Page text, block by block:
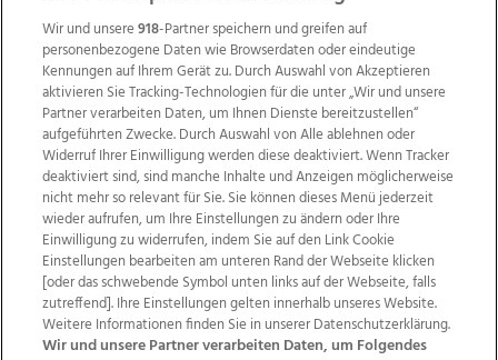
Wir über uns Mediadaten Kontakt
Jobs
Datenschutz
Impressum
AGB Anzeigekunden
AGB Website
Ehrenkodex Politische Werbung
Wir und unsere918-Partner speichern und greifen auf
personenbezogene Daten wie Browserdaten oder eindeutige
Kennungen auf Ihrem Gerät zu. Durch Auswahl von Akzeptieren
aktivieren Sie Tracking-Technologien für die unter „Wir und unsere
Partner verarbeiten Daten, um Ihnen Dienste bereitzustellen“
aufgeführten Zwecke. Durch Auswahl von Alle ablehnen oder
Widerruf Ihrer Einwilligung werden diese deaktiviert. Wenn Tracker
deaktiviert sind, sind manche Inhalte und Anzeigen möglicherweise
nicht mehr so relevant für Sie. Sie können dieses Menü jederzeit
wieder aufrufen, um Ihre Einstellungen zu ändern oder Ihre
Einwilligung zu widerrufen, indem Sie auf den Link Cookie
Einstellungen bearbeiten am unteren Rand der Webseite klicken
[oder das schwebende Symbol unten links auf der Webseite, falls
zutreffend]. Ihre Einstellungen gelten innerhalb unseres Website.
Weitere Informationen finden Sie in unserer Datenschutzerklärung.
Wir und unsere Partner verarbeiten Daten, um Folgendes